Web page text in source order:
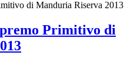
Primitivo di